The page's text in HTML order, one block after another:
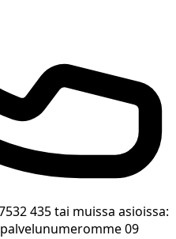
435 tai muissa asioissa:
09